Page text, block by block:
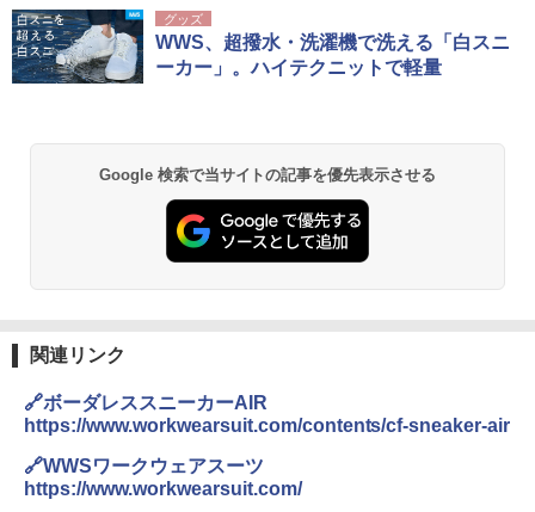
D40 地球の歩き方 チェンマイ タイ北部の魅
力的な町 2026～2027 地球の歩き方D アジア
￥2,079
地球の歩き方 スター・ウォーズ
￥2,695
A26 地球の歩き方 チェコ ポーランド スロヴ
ァキア 2026～2027 地球の歩き方A ヨーロッ
[キャンパーズコレクション 山善] ポップアッ
プテント 傘みたいに広げて畳める パッとサ
ッとサンシェード キューブ フルクローズ メ
ッシュ 簡単設置 ワンタッチテント キャンプ
PYKES PEAK (パイクスピーク) 着替えテン
ト プライバシー テント 【中が透けない】 1
人用 折りたたみ 防災グッズ 災害用トイレ ビ
ーチ ピクニック ポップアップテント 携帯 簡
易 トイレテント (ブラック)
ENDLESS BASE 《めざましテレビで紹介》
テント ワンタッチ RENEW 幅200 2-3人用 43
￥5,999
DEWEL パラソル 大型 ビーチ アウトドアパ
ラソル ガーデン サイトシート付 折りたたみ
防水 UVカット 4段階高さ調整 軽量 収納袋付
き
熊撃退スプレー 熊よけスプレー 熊スプレー
【日本企業販売】超強力クマ対策スプレー 30
0ml（連続噴射30秒）110ml（連続噴射15
秒）射程5～10m 安全ロック搭載 携帯収納袋
付き ヒグマ・イノシシ対策 自治体・教育機
関の購入実績 登山・キャンプ・アウトドア・
026リニューアル 急速冷凍 空間倍増 衛生的
コンパクト 保冷力長持ち
グッズ
WWS、超撥水・洗濯機で洗える「白スニ
ーカー」。ハイテクニットで軽量
Google 検索で当サイトの記事を優先表示させる
関連リンク
🔗ボーダレススニーカーAIR
https://www.workwearsuit.com/contents/cf-sneaker-air
🔗WWSワークウェアスーツ
https://www.workwearsuit.com/